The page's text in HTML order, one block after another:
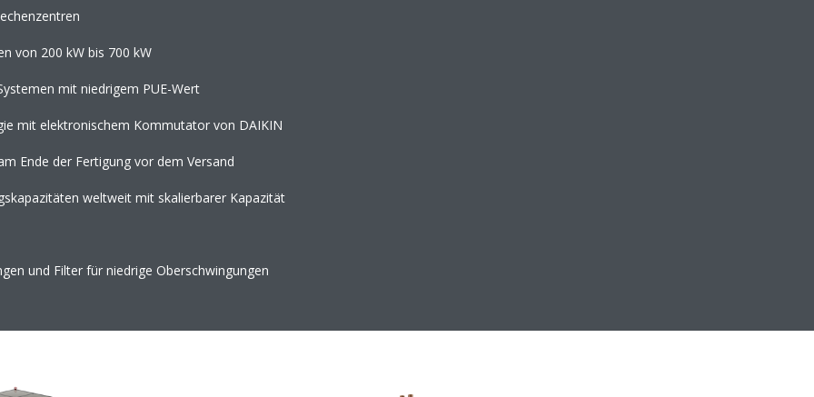
von 200 kW bis 700 kW
mit niedrigem PUE-Wert
mit elektronischem Kommutator von DAIKIN
Ende der Fertigung vor dem Versand
weltweit mit skalierbarer Kapazität
und Filter für niedrige Oberschwingungen